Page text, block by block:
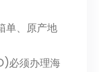
单、原产地
必须办理海